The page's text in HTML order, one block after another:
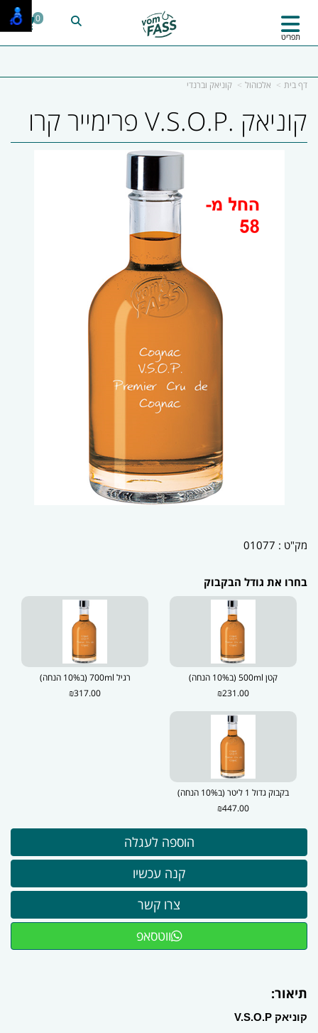
תפריט
0
דף בית אלכוהול קוניאק וברנדי
קוניאק .V.S.O.P פרימייר קרו
מק"ט : 01077
בחרו את גודל הבקבוק
קטן 500ml (ב10% הנחה)
₪231.00
רגיל 700ml (ב10% הנחה)
₪317.00
בקבוק גדול 1 ליטר (ב10% הנחה)
₪447.00
ווטסאפ
תיאור:
קוניאק V.S.O.P